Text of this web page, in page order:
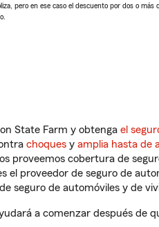
pero en ese caso el descuento por dos o
State Farm y obtenga el
choques y amplia hasta de
proveemos cobertura de
el proveedor de seguro de
seguro de automóviles y de
a comenzar después de